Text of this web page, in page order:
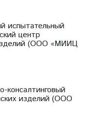
испытательный
центр
(ООО «МИИЦ
консалтинговый
изделий (ООО